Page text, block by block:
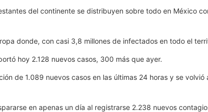
del continente se distribuyen sobre todo en México
donde, con casi 3,8 millones de infectados en todo el
hoy 2.128 nuevos casos, 300 más que ayer.
de 1.089 nuevos casos en las últimas 24 horas y se
en apenas un día al registrarse 2.238 nuevos